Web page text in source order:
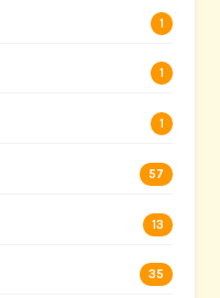
1
1
1
57
13
35